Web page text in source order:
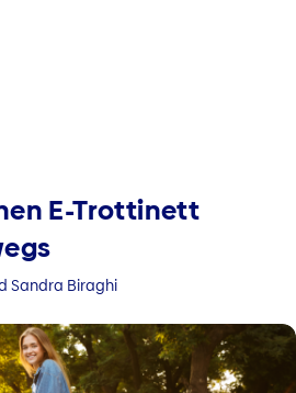
E-Trottinett
Sandra Biraghi